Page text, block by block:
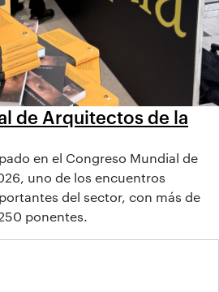
de Arquitectos de la
en el Congreso Mundial de
uno de los encuentros
del sector, con más de
ponentes.